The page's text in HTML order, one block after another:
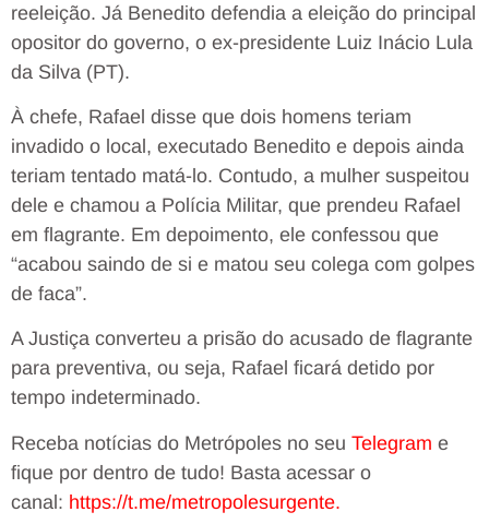
reeleição. Já Benedito defendia a eleição do principal
opositor do governo, o ex-presidente Luiz Inácio Lula
da Silva (PT).
À chefe, Rafael disse que dois homens teriam
invadido o local, executado Benedito e depois ainda
teriam tentado matá-lo. Contudo, a mulher suspeitou
dele e chamou a Polícia Militar, que prendeu Rafael
em flagrante. Em depoimento, ele confessou que
“acabou saindo de si e matou seu colega com golpes
de faca”.
A Justiça converteu a prisão do acusado de flagrante
para preventiva, ou seja, Rafael ficará detido por
tempo indeterminado.
Receba notícias do Metrópoles no seu Telegram e
fique por dentro de tudo! Basta acessar o
canal: https://t.me/metropolesurgente.